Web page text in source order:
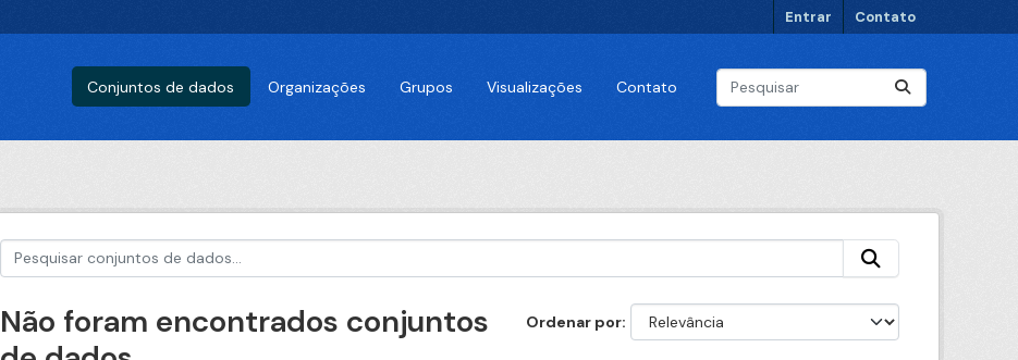
Entrar Contato
Conjuntos de dados Organizações Grupos Visualizações Contato
Ordenar por
Não foram encontrados conjuntos